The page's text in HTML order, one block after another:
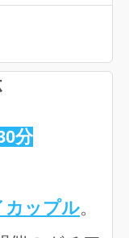
分
カップル。